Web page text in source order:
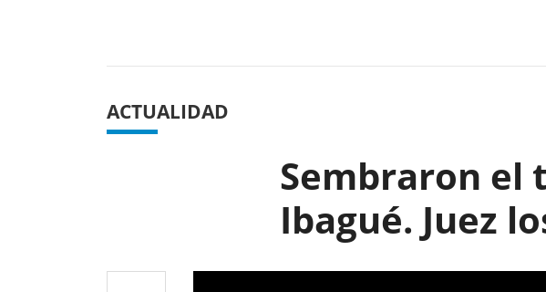
ACTUALIDAD
Sembraron el
Ibagué. Juez